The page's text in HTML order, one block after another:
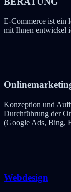
E-Commerce ist ein
mit Ihnen entwickel
Konzeption und
Durchführung der
(Google Ads, Bing,
Webdesign